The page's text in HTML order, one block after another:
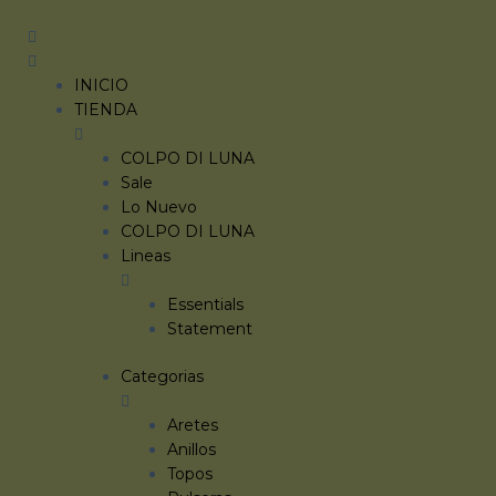
contenido
INICIO
TIENDA
COLPO DI LUNA
Sale
Lo Nuevo
COLPO DI LUNA
Lineas
Essentials
Statement
Categorias
Aretes
Anillos
Topos